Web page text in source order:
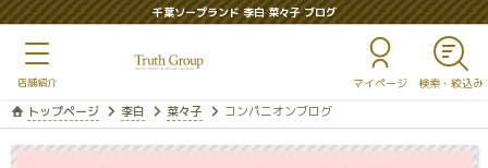
千葉ソープランド 李白 菜々子 ブログ
マイページ
トップページ 李白 菜々子 コンパニオンブログ